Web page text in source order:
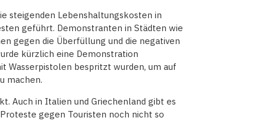
steigenden Lebenshaltungskosten in
geführt. Demonstranten in Städten wie
gegen die Überfüllung und die negativen
kürzlich eine Demonstration
Wasserpistolen bespritzt wurden, um auf
machen.
Auch in Italien und Griechenland gibt es
gegen Touristen noch nicht so